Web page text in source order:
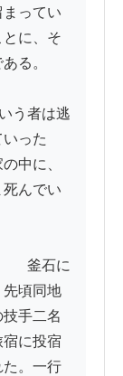
ってい
に、そ
る。
う者は逃
った
中に、
んでい
　釜石に
先頃同地
手二名
に投宿
た。一行